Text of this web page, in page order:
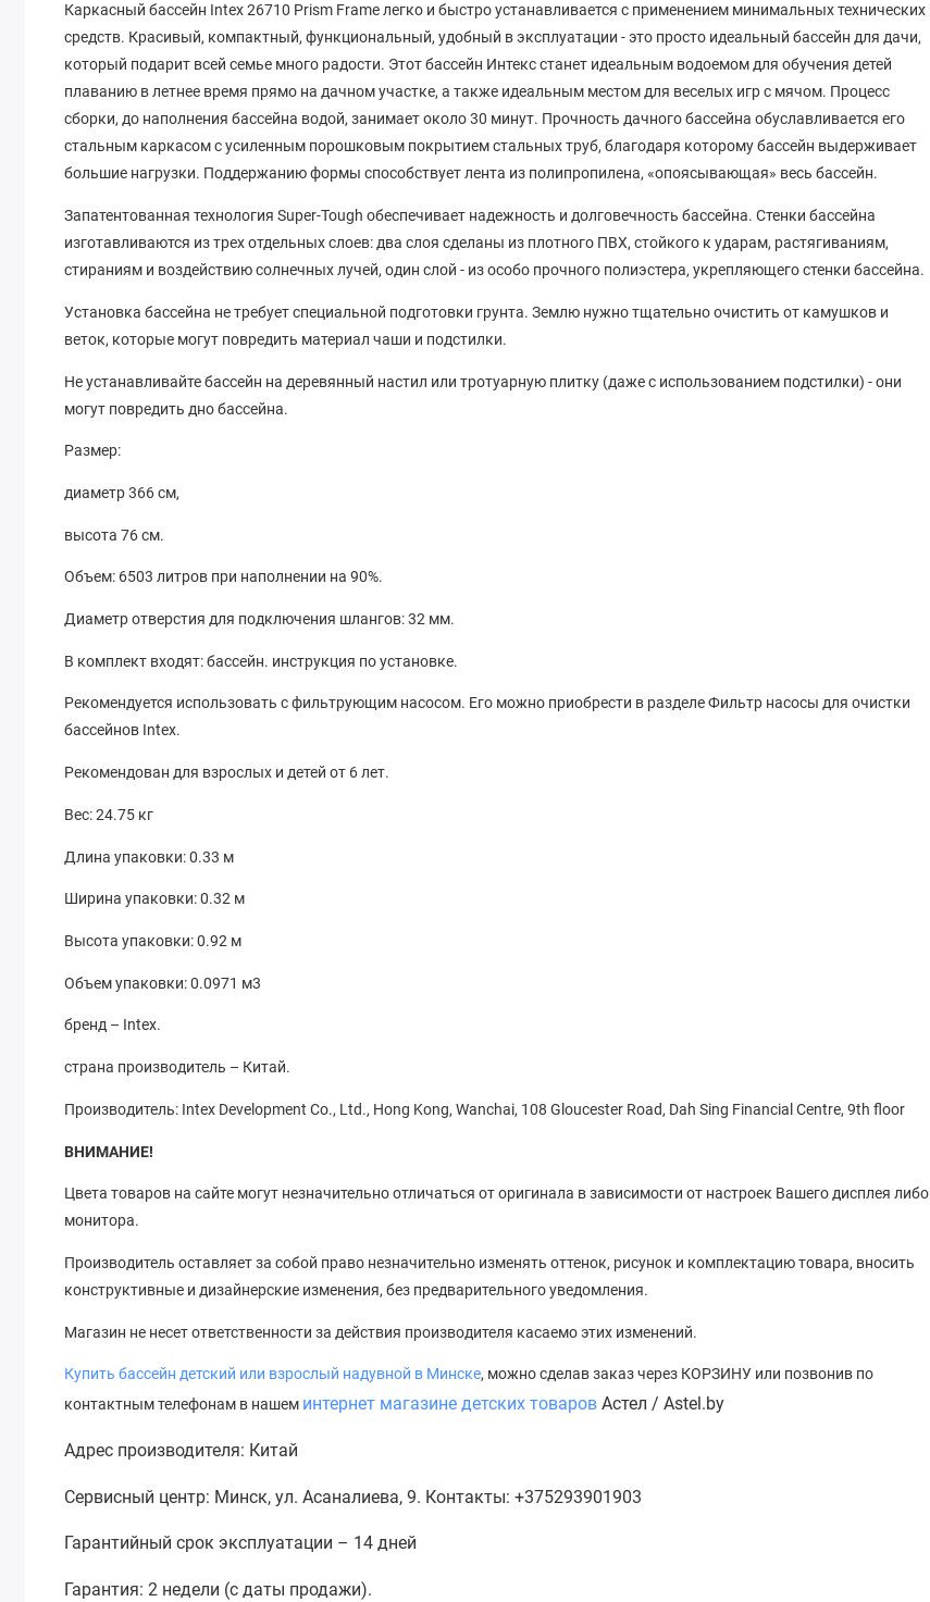
Каркасный бассейн Intex 26710 Prism Frame легко и быстро устанавливается c применением минимальных технических
средств. Красивый, компактный, функциональный, удобный в эксплуатации - это просто идеальный бассейн для дачи,
который подарит всей семье много радости. Этот бассейн Интекс станет идеальным водоемом для обучения детей
плаванию в летнее время прямо на дачном участке, а также идеальным местом для веселых игр с мячом. Процесс
сборки, до наполнения бассейна водой, занимает около 30 минут. Прочность дачного бассейна обуславливается его
стальным каркасом с усиленным порошковым покрытием стальных труб, благодаря которому бассейн выдерживает
большие нагрузки. Поддержанию формы способствует лента из полипропилена, «опоясывающая» весь бассейн.
Запатентованная технология Super-Tough обеспечивает надежность и долговечность бассейна. Стенки бассейна
изготавливаются из трех отдельных слоев: два слоя сделаны из плотного ПВХ, стойкого к ударам, растягиваниям,
стираниям и воздействию солнечных лучей, один слой - из особо прочного полиэстера, укрепляющего стенки бассейна.
Установка бассейна не требует специальной подготовки грунта. Землю нужно тщательно очистить от камушков и
веток, которые могут повредить материал чаши и подстилки.
Не устанавливайте бассейн на деревянный настил или тротуарную плитку (даже с использованием подстилки) - они
могут повредить дно бассейна.
Размер:
диаметр 366 см,
высота 76 см.
Объем: 6503 литров при наполнении на 90%.
Диаметр отверстия для подключения шлангов: 32 мм.
В комплект входят: бассейн. инструкция по установке.
Рекомендуется использовать c фильтрующим насосом. Его можно приобрести в разделе Фильтр насосы для очистки
бассейнов Intex.
Рекомендован для взрослых и детей от 6 лет.
Вес: 24.75 кг
Длина упаковки: 0.33 м
Ширина упаковки: 0.32 м
Высота упаковки: 0.92 м
Объем упаковки: 0.0971 м3
бренд – Intex.
страна производитель – Китай.
Производитель: Intex Development Co., Ltd., Hong Kong, Wanchai, 108 Gloucester Road, Dah Sing Financial Centre, 9th floor
ВНИМАНИЕ!
Цвета товаров на сайте могут незначительно отличаться от оригинала в зависимости от настроек Вашего дисплея либо
монитора.
Производитель оставляет за собой право незначительно изменять оттенок, рисунок и комплектацию товара, вносить
конструктивные и дизайнерские изменения, без предварительного уведомления.
Магазин не несет ответственности за действия производителя касаемо этих изменений.
Купитьбассейн детский или взрослый надувной в Минске, можно сделав заказ через КОРЗИНУ или позвонив по
контактным телефонам в нашем интернет магазине детских товаров Астел / Astel.by
Адрес производителя: Китай
Сервисный центр: Минск, ул. Асаналиева, 9. Контакты: +375293901903
Гарантийный срок эксплуатации – 14 дней
Гарантия: 2 недели (с даты продажи).